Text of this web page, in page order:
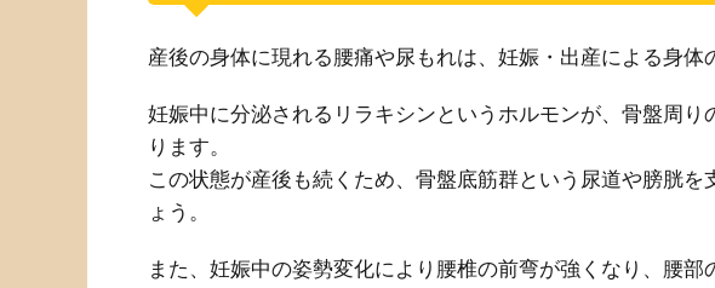
産後の身体に現れる腰痛や尿もれは、妊娠・出産による身体
妊娠中に分泌されるリラキシンというホルモンが、骨盤周
ります。
この状態が産後も続くため、骨盤底筋群という尿道や膀胱
ょう。
また、妊娠中の姿勢変化により腰椎の前弯が強くなり、腰部